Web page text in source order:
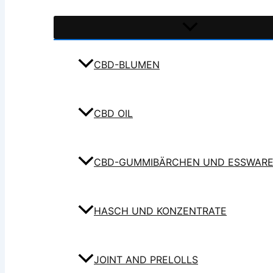
CBD-BLUMEN
CBD OIL
CBD-GUMMIBÄRCHEN UND
HASCH UND KONZENTRATE
JOINT AND PRELOLLS